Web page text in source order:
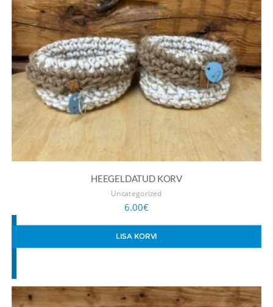
HEEGELDATUD KORV
Uncategorized
6.00€
LISA KORVI